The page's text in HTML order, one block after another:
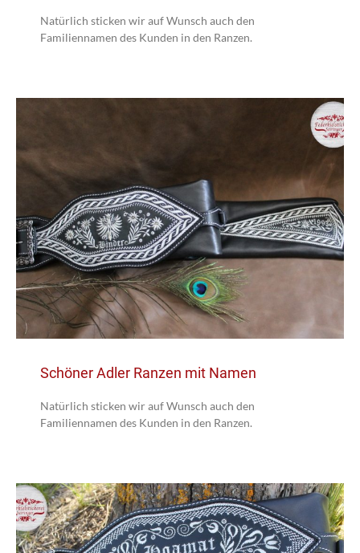
Natürlich sticken wir auf Wunsch auch den
Familiennamen des Kunden in den Ranzen.
Schöner Adler Ranzen mit Namen
Natürlich sticken wir auf Wunsch auch den
Familiennamen des Kunden in den Ranzen.